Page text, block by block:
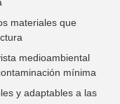
materiales que
medioambiental
mínima
y adaptables a las